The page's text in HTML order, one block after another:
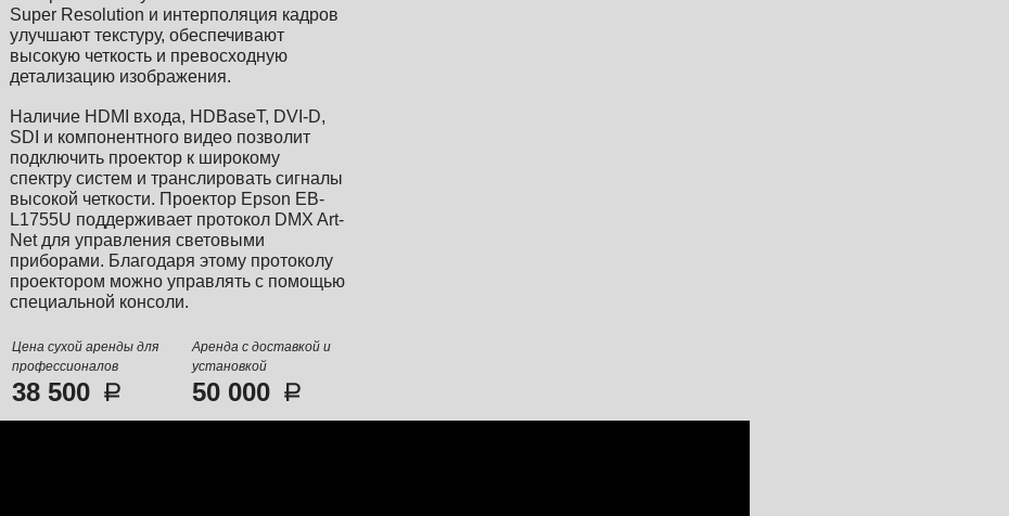
Super Resolution и интерполяция кадров
улучшают текстуру, обеспечивают
высокую четкость и превосходную
детализацию изображения.
Наличие HDMI входа, НDBaseT, DVI-D,
SDI и компонентного видео позволит
подключить проектор к широкому
спектру систем и транслировать сигналы
высокой четкости. Проектор Epson EB-
L1755U поддерживает протокол DMX Art-
Net для управления световыми
приборами. Благодаря этому протоколу
проектором можно управлять с помощью
специальной консоли.
Цена сухой аренды для
профессионалов
Аренда с доставкой и
установкой
38 500 50 000